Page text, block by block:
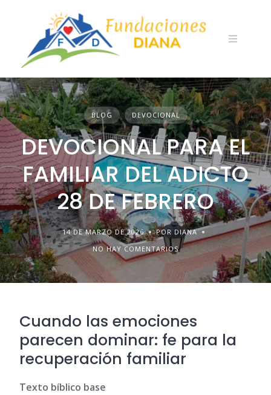
BLOG DEVOCIONAL
DEVOCIONAL PARA EL
FAMILIAR DEL ADICTO
28 DE FEBRERO
14 DE MARZO DE 2026
POR DIANA
NO HAY COMENTARIOS
Cuando las emociones
parecen dominar: fe para la
recuperación familiar
Texto bíblico base